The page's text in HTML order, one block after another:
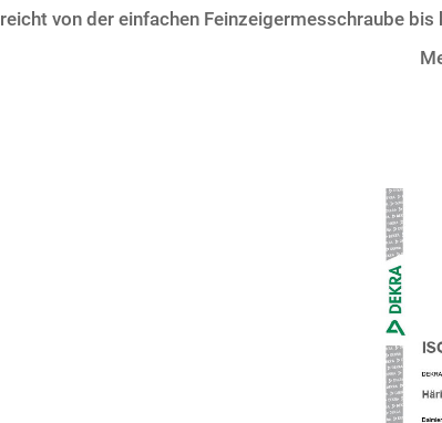
reicht von der einfachen Feinzeigermesschraube